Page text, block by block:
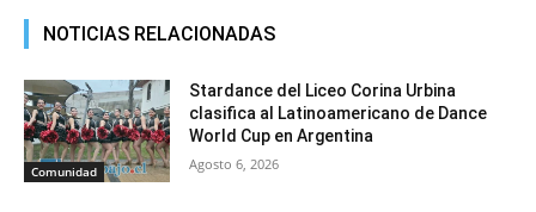
NOTICIAS RELACIONADAS
Comunidad
Stardance del Liceo Corina Urbina
clasifica al Latinoamericano de Dance
World Cup en Argentina
Agosto 6, 2026